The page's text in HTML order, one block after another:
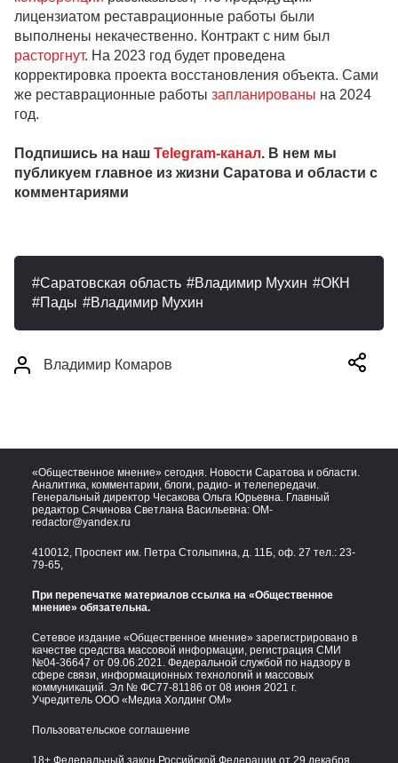
лицензиатом реставрационные работы были
выполнены некачественно. Контракт с ним был
расторгнут. На 2023 год будет проведена
корректировка проекта восстановления объекта. Сами
же реставрационные работы запланированы на 2024
год.
Подпишись на наш Telegram-канал. В нем мы
публикуем главное из жизни Саратова и области с
комментариями
Саратовская область Владимир Мухин
ОКН
Пады
Владимир Мухин
Владимир Комаров
«Общественное мнение» сегодня. Новости Саратова и области.
Аналитика, комментарии, блоги, радио- и телепередачи.
Генеральный директор Чесакова Ольга Юрьевна. Главный
редактор Сячинова Светлана Васильевна: OM-
redactor@yandex.ru
410012, Проспект им. Петра Столыпина, д. 11Б, оф. 27 тел.: 23-
79-65,
При перепечатке материалов ссылка на «Общественное
мнение» обязательна.
Сетевое издание «Общественное мнение» зарегистрировано в
качестве средства массовой информации, регистрация СМИ
№04-36647 от 09.06.2021. Федеральной службой по надзору в
сфере связи, информационных технологий и массовых
коммуникаций. Эл № ФС77-81186 от 08 июня 2021 г.
Учредитель ООО «Медиа Холдинг ОМ»
Пользовательское соглашение
18+ Федеральный закон Российской Федерации от 29 декабря